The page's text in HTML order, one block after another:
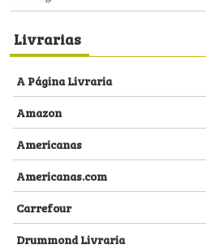
Livrarias
A Página Livraria
Amazon
Americanas
Americanas.com
Carrefour
Drummond Livraria